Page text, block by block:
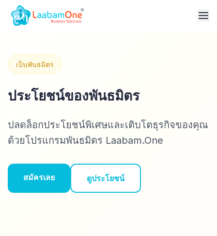
เป็นพันธมิตร
ประโยชน์ของพันธมิตร
ปลดล็อกประโยชน์พิเศษและเติบโตธุรกิจของคุณ
ด้วยโปรแกรมพันธมิตร Laabam.One
สมัครเลย ดูประโยชน์